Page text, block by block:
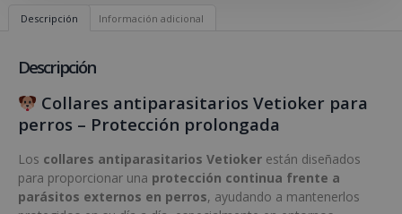
Descripción Información adicional
Descripción
Collares antiparasitarios Vetioker para
perros – Protección prolongada
Los collares antiparasitarios Vetioker están diseñados
para proporcionar una protección continua frente a
parásitos externos en perros, ayudando a mantenerlos